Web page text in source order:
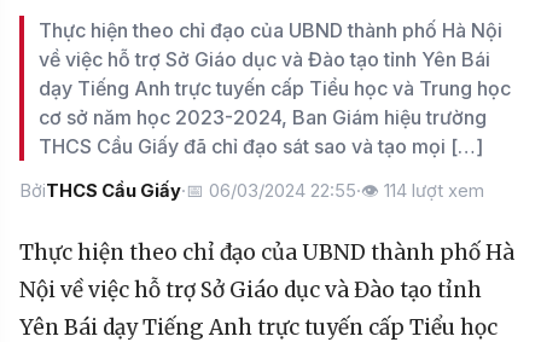
Thực hiện theo chỉ đạo của UBND thành phố Hà Nội
về việc hỗ trợ Sở Giáo dục và Đào tạo tỉnh Yên Bái
dạy Tiếng Anh trực tuyến cấp Tiểu học và Trung học
cơ sở năm học 2023-2024, Ban Giám hiệu trường
THCS Cầu Giấy đã chỉ đạo sát sao và tạo mọi […]
BởiTHCS Cầu Giấy·📅 06/03/2024 22:55·👁 114 lượt xem
Thực hiện theo chỉ đạo của UBND thành phố Hà
Nội về việc hỗ trợ Sở Giáo dục và Đào tạo tỉnh
Yên Bái dạy Tiếng Anh trực tuyến cấp Tiểu học